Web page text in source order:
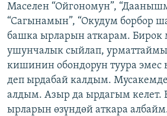
Маселен “Ойгономун”,
“Сагынамын”, “Окудум борбор
башка ырларын аткарам.
ушунчалык сыйлап,
кишинин обондорун туура эмес
деп ырдабай калдым.
алдым. Азыр да ырдагым келет.
ырларын өзүндөй аткара